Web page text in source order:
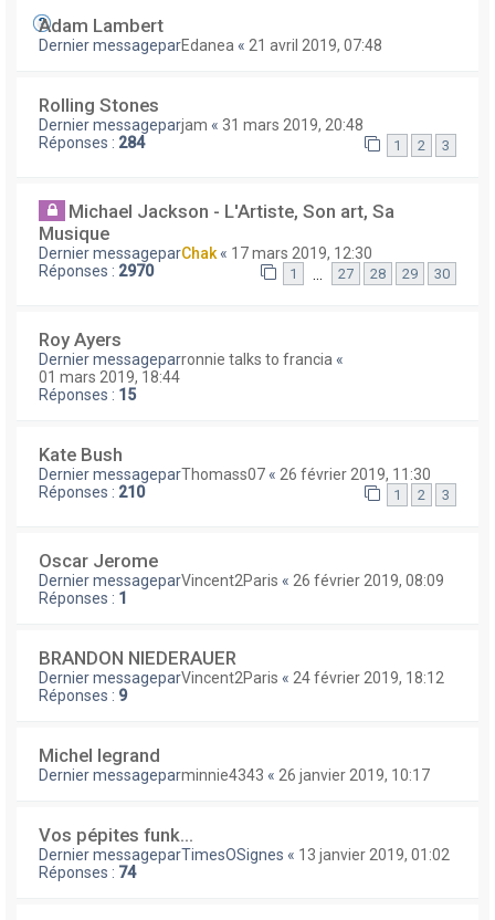
Adam Lambert
Dernier messageparEdanea « 21 avril 2019, 07:48
Rolling Stones
Dernier messageparjam « 31 mars 2019, 20:48
Réponses : 284 1 2 3
Michael Jackson - L'Artiste, Son art, Sa
Musique
Dernier messageparChak « 17 mars 2019, 12:30
Réponses : 2970 1 27 28 29 30
Roy Ayers
Dernier messageparronnie talks to francia «
01 mars 2019, 18:44
Réponses : 15
Kate Bush
Dernier messageparThomass07 « 26 février 2019, 11:30
Réponses : 210 1 2 3
Oscar Jerome
Dernier messageparVincent2Paris « 26 février 2019, 08:09
Réponses : 1
BRANDON NIEDERAUER
Dernier messageparVincent2Paris « 24 février 2019, 18:12
Réponses : 9
Michel legrand
Dernier messageparminnie4343 « 26 janvier 2019, 10:17
Vos pépites funk...
Dernier messageparTimesOSignes « 13 janvier 2019, 01:02
Réponses : 74